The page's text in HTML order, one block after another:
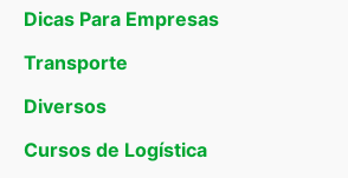
Dicas Para Empresas
Transporte
Diversos
Cursos de Logística